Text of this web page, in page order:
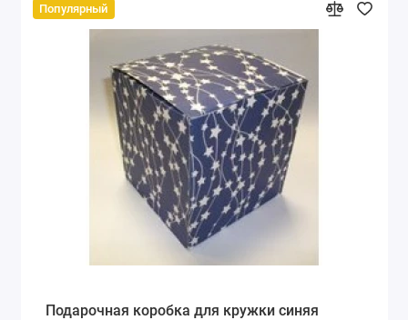
Популярный
Подарочная коробка для кружки синяя